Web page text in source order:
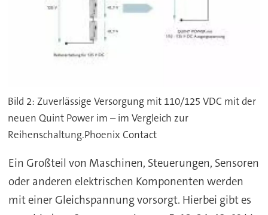
Bild 2: Zuverlässige Versorgung mit 110/125 VDC mit der
neuen Quint Power im – im Vergleich zur
Reihenschaltung.Phoenix Contact
Ein Großteil von Maschinen, Steuerungen, Sensoren
oder anderen elektrischen Komponenten werden
mit einer Gleichspannung vorsorgt. Hierbei gibt es